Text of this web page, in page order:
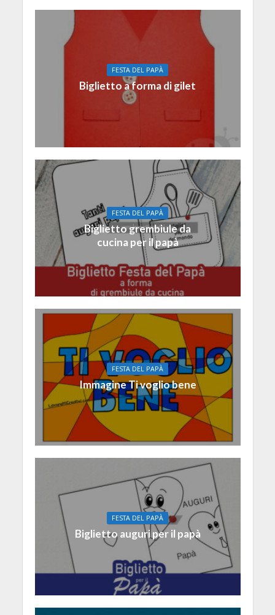
FESTA DEL PAPÀ
Biglietto a forma di gilet
FESTA DEL PAPÀ
Biglietto grembiule da
cucina per il papà
FESTA DEL PAPÀ
Immagine Ti voglio bene
FESTA DEL PAPÀ
Biglietto auguri per il papà